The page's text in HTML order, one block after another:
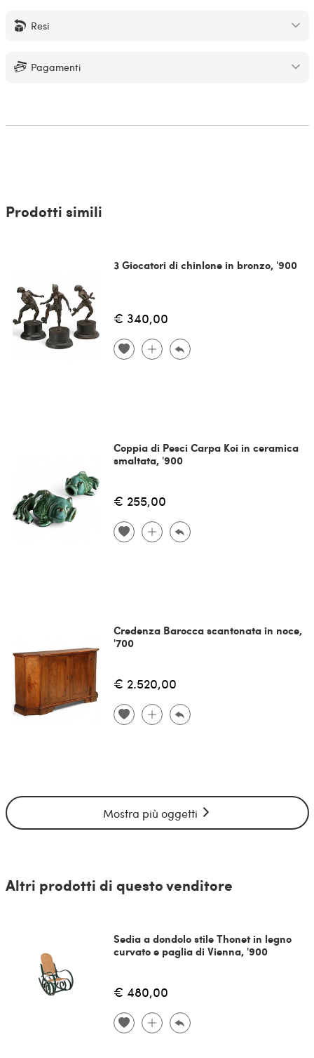
Resi
Pagamenti
Prodotti simili
3 Giocatori di chinlone in bronzo, '900
€ 340,00
Coppia di Pesci Carpa Koi in ceramica
smaltata, '900
€ 255,00
Credenza Barocca scantonata in noce,
'700
€ 2.520,00
Mostra più oggetti
Altri prodotti di questo venditore
Sedia a dondolo stile Thonet in legno
curvato e paglia di Vienna, '900
€ 480,00